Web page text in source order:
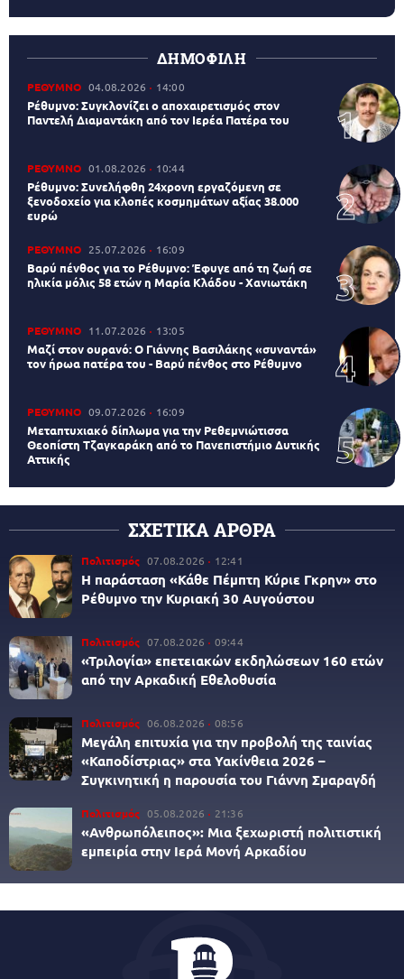
ΔΗΜΟΦΙΛΗ
ΡΕΘΥΜΝΟ 04.08.2026 14:00
Ρέθυμνο: Συγκλονίζει ο αποχαιρετισμός στον
Παντελή Διαμαντάκη από τον Ιερέα Πατέρα του
ΡΕΘΥΜΝΟ 01.08.2026 10:44
Ρέθυμνο: Συνελήφθη 24χρονη εργαζόμενη σε
ξενοδοχείο για κλοπές κοσμημάτων αξίας 38.000
ευρώ
ΡΕΘΥΜΝΟ 25.07.2026 16:09
Βαρύ πένθος για το Ρέθυμνο: Έφυγε από τη ζωή σε
ηλικία μόλις 58 ετών η Μαρία Κλάδου - Χανιωτάκη
ΡΕΘΥΜΝΟ 11.07.2026 13:05
Μαζί στον ουρανό: Ο Γιάννης Βασιλάκης «συναντά»
τον ήρωα πατέρα του - Βαρύ πένθος στο Ρέθυμνο
ΡΕΘΥΜΝΟ 09.07.2026 16:09
Μεταπτυχιακό δίπλωμα για την Ρεθεμνιώτισσα
Θεοπίστη Τζαγκαράκη από το Πανεπιστήμιο Δυτικής
Αττικής
ΣΧΕΤΙΚΑ ΑΡΘΡΑ
Πολιτισμός 07.08.2026 12:41
Η παράσταση «Κάθε Πέμπτη Κύριε Γκρην» στο
Ρέθυμνο την Κυριακή 30 Αυγούστου
Πολιτισμός 07.08.2026 09:44
«Τριλογία» επετειακών εκδηλώσεων 160 ετών
από την Αρκαδική Εθελοθυσία
Πολιτισμός 06.08.2026 08:56
Μεγάλη επιτυχία για την προβολή της ταινίας
«Καποδίστριας» στα Υακίνθεια 2026 –
Συγκινητική η παρουσία του Γιάννη Σμαραγδή
Πολιτισμός 05.08.2026 21:36
«Ανθρωπόλειπος»: Μια ξεχωριστή πολιτιστική
εμπειρία στην Ιερά Μονή Αρκαδίου